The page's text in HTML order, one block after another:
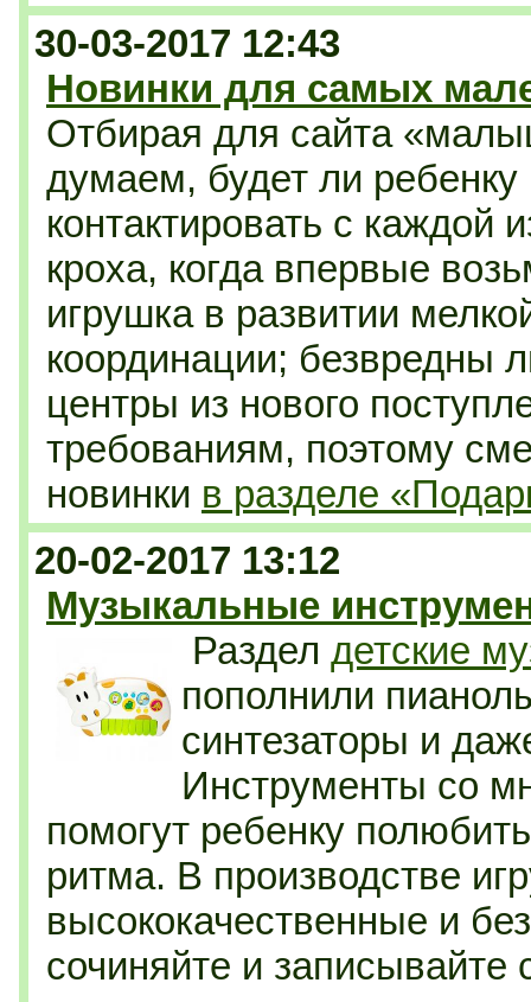
30-03-2017 12:43
Новинки для самых
Отбирая для сайта
думаем, будет ли ребенку
контактировать с каждой
кроха, когда впервые
игрушка в развитии
координации; безвредны
центры из нового
требованиям, поэтому
новинки в разделе
20-02-2017 13:12
Музыкальные
Раздел детские
пополнили
синтезаторы и
Инструменты со
помогут ребенку
ритма. В производстве
высококачественные и
сочиняйте и записывайте